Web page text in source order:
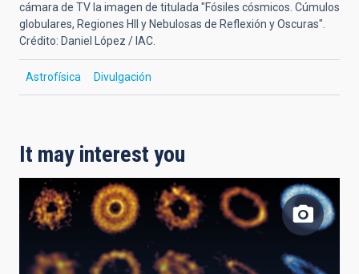
cámara de TV la imagen de titulada "Fósiles cósmicos. Cúmulos
globulares, Regiones HII y Nebulosas de Reflexión y Oscuras".
Crédito: Daniel López / IAC.
Astrofísica Divulgación
It may interest you